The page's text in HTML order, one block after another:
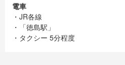
電車
・JR各線
・「徳島駅」
・タクシー 5分程度